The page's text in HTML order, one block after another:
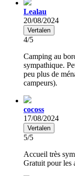
Lealau
20/08/2024
Vertalen
4/5
Camping au
sympathique.
peu plus de
campeurs).
cocoss
17/08/2024
Vertalen
5/5
Accueil très
Gratuit pour les